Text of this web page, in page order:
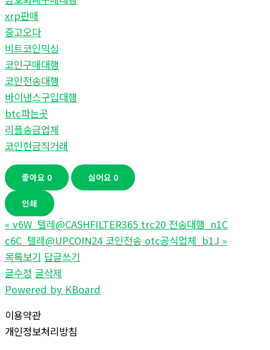
xrp판매
중고오다
비트코인믹싱
코인구매대행
코인전송대행
바이낸스구입대행
btc파는곳
리플송금업체
코인현금직거래
좋아요 0 싫어요 0
인쇄
« v6W_텔레@CASHFILTER365 trc20 전송대행_n1C
c6C_텔레@UPCOIN24 코인전송 otc공식업체_b1J »
목록보기 답글쓰기
글수정 글삭제
Powered by KBoard
이용약관
개인정보처리방침